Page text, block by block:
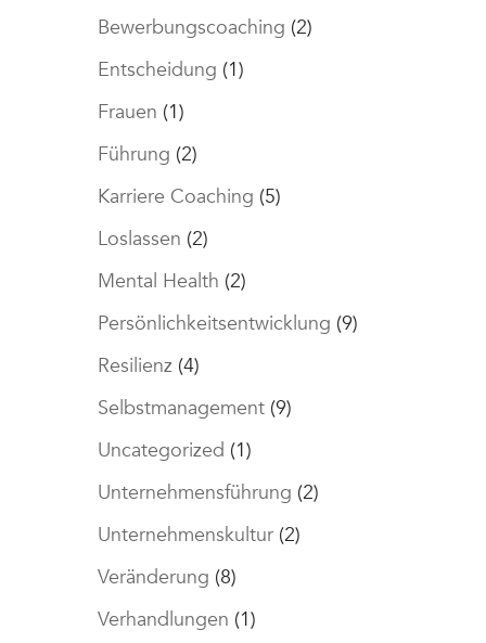
Bewerbungscoaching (2)
Entscheidung (1)
Frauen (1)
Führung (2)
Karriere Coaching (5)
Loslassen (2)
Mental Health (2)
Persönlichkeitsentwicklung (9)
Resilienz(4)
Selbstmanagement(9)
Uncategorized (1)
Unternehmensführung (2)
Unternehmenskultur(2)
Veränderung (8)
Verhandlungen (1)